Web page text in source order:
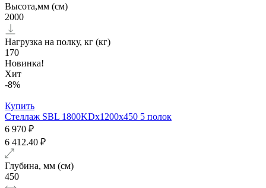
Высота,мм (см)
2000
Нагрузка на полку, кг (кг)
170
Новинка!
Хит
-8%
Купить
Стеллаж SBL 1800KDх1200x450 5 полок
6 970 ₽
6 412.40 ₽
Глубина, мм (см)
450